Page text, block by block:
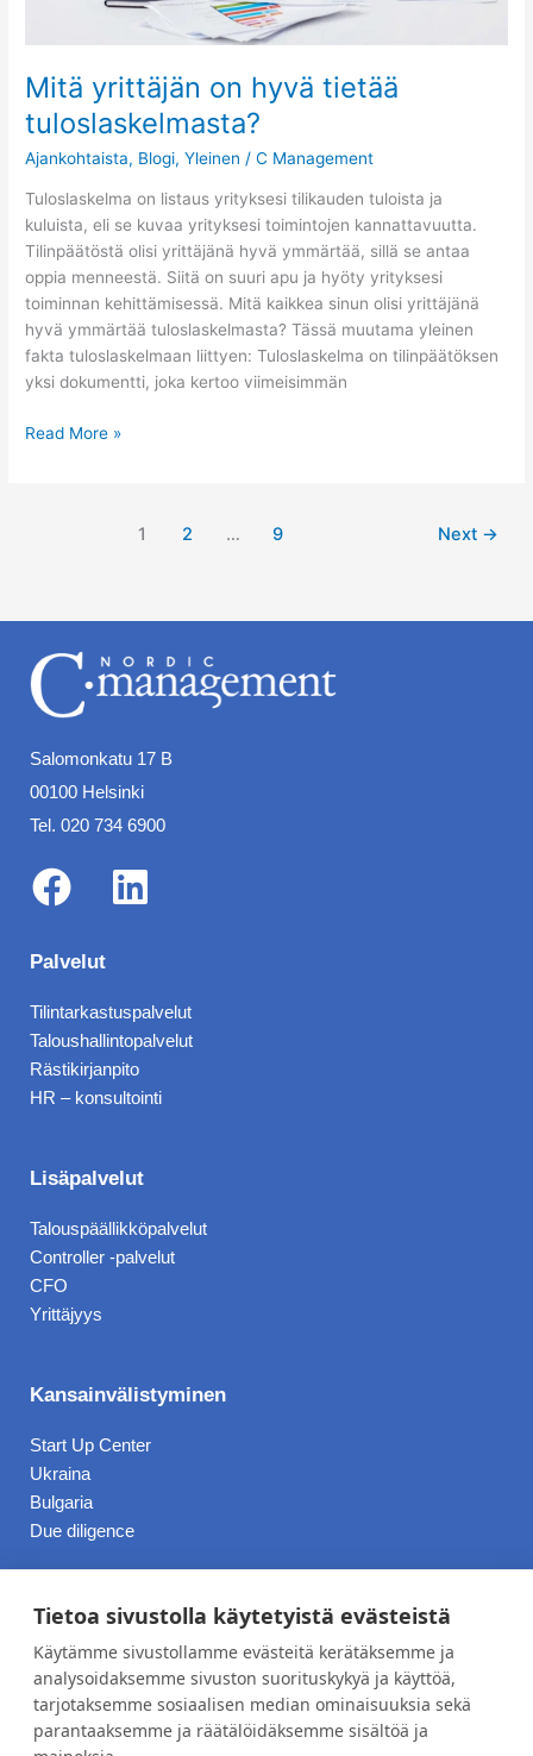
Mitä yrittäjän on hyvä tietää
tuloslaskelmasta?
Ajankohtaista, Blogi,Yleinen /C Management
Tuloslaskelma on listaus yrityksesi tilikauden tuloista ja
kuluista, eli se kuvaa yrityksesi toimintojen kannattavuutta.
Tilinpäätöstä olisi yrittäjänä hyvä ymmärtää, sillä se antaa
oppia menneestä. Siitä on suuri apu ja hyöty yrityksesi
toiminnan kehittämisessä. Mitä kaikkea sinun olisi yrittäjänä
hyvä ymmärtää tuloslaskelmasta? Tässä muutama yleinen
fakta tuloslaskelmaan liittyen: Tuloslaskelma on tilinpäätöksen
yksi dokumentti, joka kertoo viimeisimmän
Read More »
1 2 … 9 Next →
Salomonkatu 17 B
00100 Helsinki
Tel. 020 734 6900
F
a
c
e
b
o
k
L
k
e
d
n
Palvelut
Tilintarkastuspalvelut
Taloushallintopalvelut
Rästikirjanpito
HR – konsultointi
Lisäpalvelut
Talouspäällikköpalvelut
Controller -palvelut
CFO
Yrittäjyys
Kansainvälistyminen
Start Up Center
Ukraina
Bulgaria
Due diligence
Hinnasto
Blogi
Työpaikat
Tietoa sivustolla käytetyistä evästeistä
Käytämme sivustollamme evästeitä kerätäksemme ja
analysoidaksemme sivuston suorituskykyä ja käyttöä,
tarjotaksemme sosiaalisen median ominaisuuksia sekä
parantaaksemme ja räätälöidäksemme sisältöä ja